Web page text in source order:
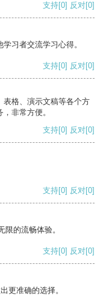
支持[0] 反对[0]
习者交流学习心得。
支持[0] 反对[0]
表格、演示文稿等各个方
非常方便。
支持[0] 反对[0]
支持[0] 反对[0]
的流畅体验。
支持[0] 反对[0]
更准确的选择。